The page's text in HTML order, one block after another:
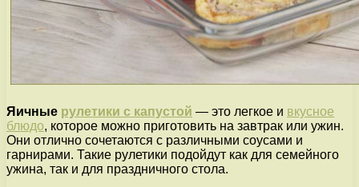
Яичные рулетики с капустой — это легкое и вкусное
блюдо, которое можно приготовить на завтрак или ужин.
Они отлично сочетаются с различными соусами и
гарнирами. Такие рулетики подойдут как для семейного
ужина, так и для праздничного стола.